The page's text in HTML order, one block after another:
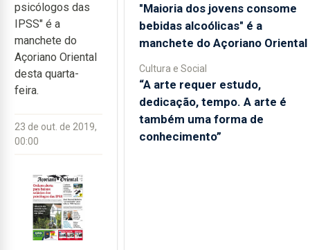
psicólogos das
IPSS" é a
manchete do
Açoriano Oriental
desta quarta-
feira.
23 de out. de 2019,
00:00
"Maioria dos jovens consome
bebidas alcoólicas" é a
manchete do Açoriano Oriental
Cultura e Social
“A arte requer estudo,
dedicação, tempo. A arte é
também uma forma de
conhecimento”